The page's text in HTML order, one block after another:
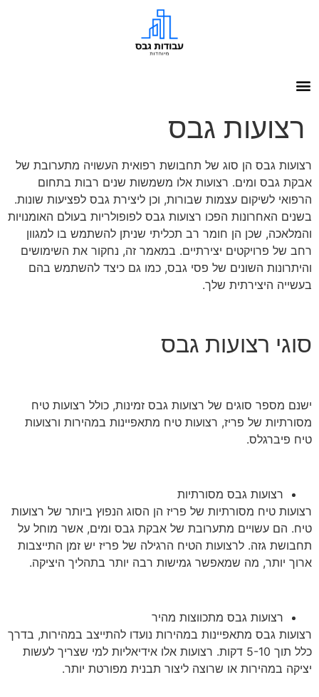
רצועות גבס
רצועות גבס הן סוג של תחבושת רפואית העשויה מתערובת של
אבקת גבס ומים. רצועות אלו משמשות שנים רבות בתחום
הרפואי לשיקום עצמות שבורות, וכן ליצירת גבס לפציעות שונות.
בשנים האחרונות הפכו רצועות גבס לפופולריות בעולם האומנויות
והמלאכה, שכן הן חומר רב תכליתי שניתן להשתמש בו למגוון
רחב של פרויקטים יצירתיים. במאמר זה, נחקור את השימושים
והיתרונות השונים של פסי גבס, כמו גם כיצד להשתמש בהם
בעשייה היצירתית שלך.
סוגי רצועות גבס
ישנם מספר סוגים של רצועות גבס זמינות, כולל רצועות טיח
מסורתיות של פריז, רצועות טיח מתאפיינות במהירות ורצועות
טיח פיברגלס.
רצועות גבס מסורתיות
רצועות טיח מסורתיות של פריז הן הסוג הנפוץ ביותר של רצועות
טיח. הם עשויים מתערובת של אבקת גבס ומים, אשר מוחל על
תחבושת גזה. לרצועות הטיח הרגילה של פריז יש זמן התייצבות
ארוך יותר, מה שמאפשר גמישות רבה יותר בתהליך היציקה.
רצועות גבס מתכווצות מהיר
רצועות גבס מתאפיינות במהירות נועדו להתייצב במהירות, בדרך
כלל תוך 5-10 דקות. רצועות אלו אידיאליות למי שצריך לעשות
יציקה במהירות או שרוצה ליצור תבנית מפורטת יותר.